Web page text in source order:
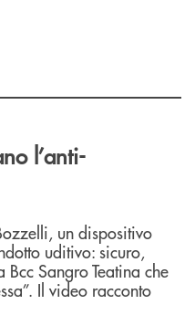
l’anti-
un dispositivo
uditivo: sicuro,
Sangro Teatina che
Il video racconto